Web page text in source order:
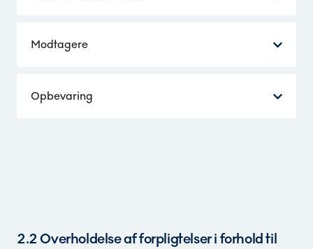
Modtagere
Opbevaring
2.2 Overholdelse af forpligtelser i forhold til